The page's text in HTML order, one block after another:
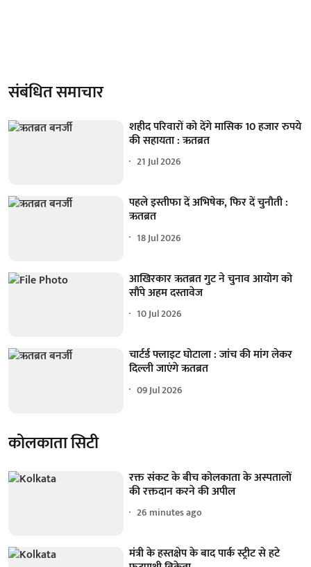
संबंधित समाचार
शहीद परिवारों को देंगे मासिक 10 हजार रुपये
की सहायता : ऋतब्रत
21 Jul 2026
पहले इस्तीफा दें अभिषेक, फिर दें चुनौती :
ऋतब्रत
18 Jul 2026
आखिरकार ऋतब्रत गुट ने चुनाव आयोग को
सौंपे अहम दस्तावेज
10 Jul 2026
चार्टर्ड फ्लाइट घोटाला : जांच की मांग लेकर
दिल्ली जाएंगे ऋतब्रत
09 Jul 2026
कोलकाता सिटी
रक्त संकट के बीच कोलकाता के अस्पतालों
की रक्तदान करने की अपील
26 minutes ago
मंत्री के हस्तक्षेप के बाद पार्क स्ट्रीट से हटे